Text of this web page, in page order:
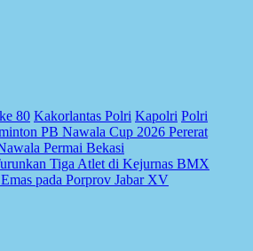
80 Kakorlantas Polri Kapolri Polri
PB Nawala Cup 2026 Pererat
Permai Bekasi
Tiga Atlet di Kejurnas BMX
pada Porprov Jabar XV